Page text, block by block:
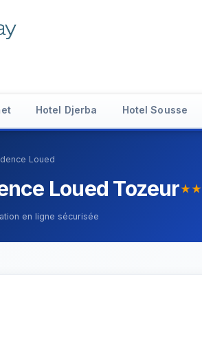
Hotel Djerba Hotel Sousse
Loued
Loued Tozeurstar_ratestar_rate
en ligne sécurisée